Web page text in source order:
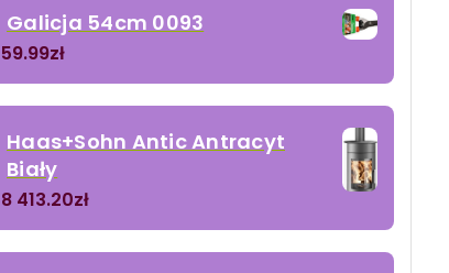
Galicja 54cm 0093
59.99zł
Haas+Sohn Antic Antracyt
Biały
8 413.20zł